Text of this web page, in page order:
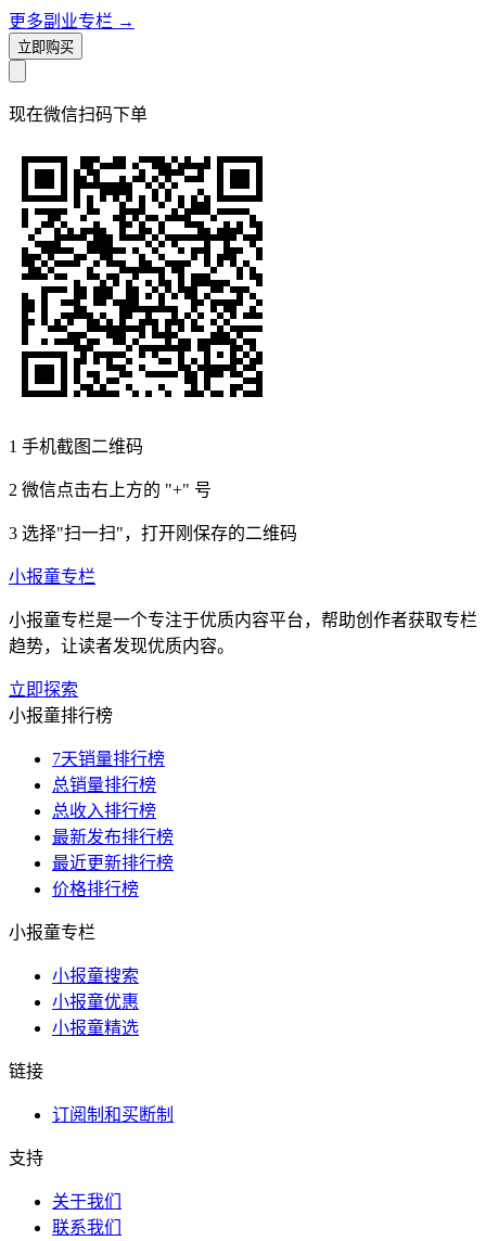
更多副业专栏 →
立即购买
现在微信扫码下单
1 手机截图二维码
2 微信点击右上方的 "+" 号
3 选择"扫一扫"，打开刚保存的二维码
小报童专栏
小报童专栏是一个专注于优质内容平台，帮助创作者获取专栏
趋势，让读者发现优质内容。
立即探索
小报童排行榜
7天销量排行榜
总销量排行榜
总收入排行榜
最新发布排行榜
最近更新排行榜
价格排行榜
小报童专栏
小报童搜索
小报童优惠
小报童精选
链接
订阅制和买断制
支持
关于我们
联系我们